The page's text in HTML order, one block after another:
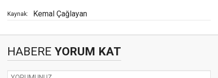
Kaynak: Kemal Çağlayan
HABERE YORUM KAT